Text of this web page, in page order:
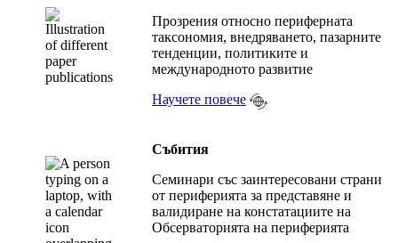
Прозрения относно периферната
таксономия, внедряването, пазарните
тенденции, политиките и
международното развитие
Научете повече
Събития
Семинари със заинтересовани страни
от периферията за представяне и
валидиране на констатациите на
Обсерваторията на периферията